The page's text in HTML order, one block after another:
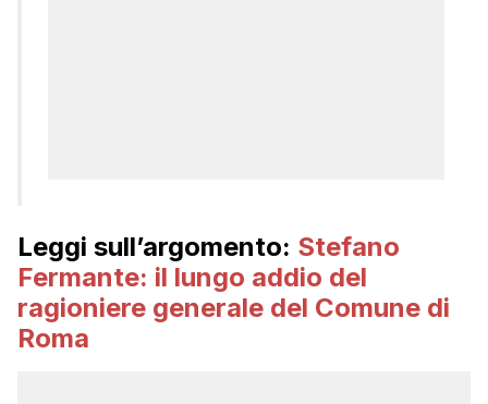
Leggi sull’argomento: Stefano
Fermante: il lungo addio del
ragioniere generale del Comune di
Roma